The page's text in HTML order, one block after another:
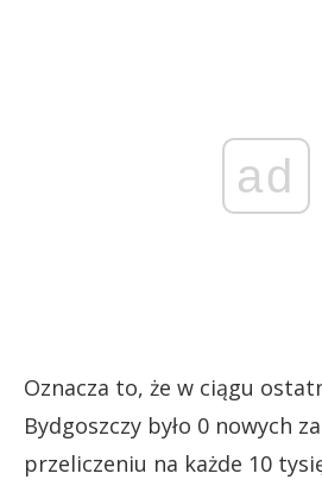
ad
Oznacza to, że w ciągu
Bydgoszczy było 0 nowych
przeliczeniu na każde 10